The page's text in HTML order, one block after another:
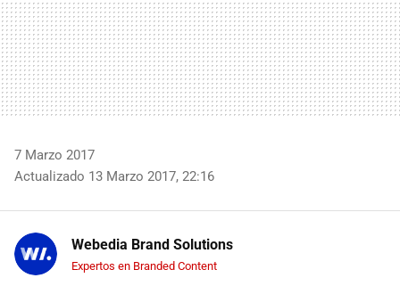
7 Marzo 2017
Actualizado 13 Marzo 2017, 22:16
Webedia Brand Solutions
Expertos en Branded Content